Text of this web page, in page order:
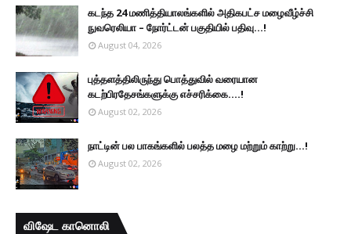
கடந்த 24 மணித்தியாலங்களில் அதிகபட்ச மழைவீழ்ச்சி
நுவரெலியா – நோர்ட்டன் பகுதியில் பதிவு...!
August 04, 2026
புத்தளத்திலிருந்து பொத்துவில் வரையான
கடற்பிரதேசங்களுக்கு எச்சரிக்கை....!
August 02, 2026
நாட்டின் பல பாகங்களில் பலத்த மழை மற்றும் காற்று...!
August 02, 2026
விஷேட கானொலி